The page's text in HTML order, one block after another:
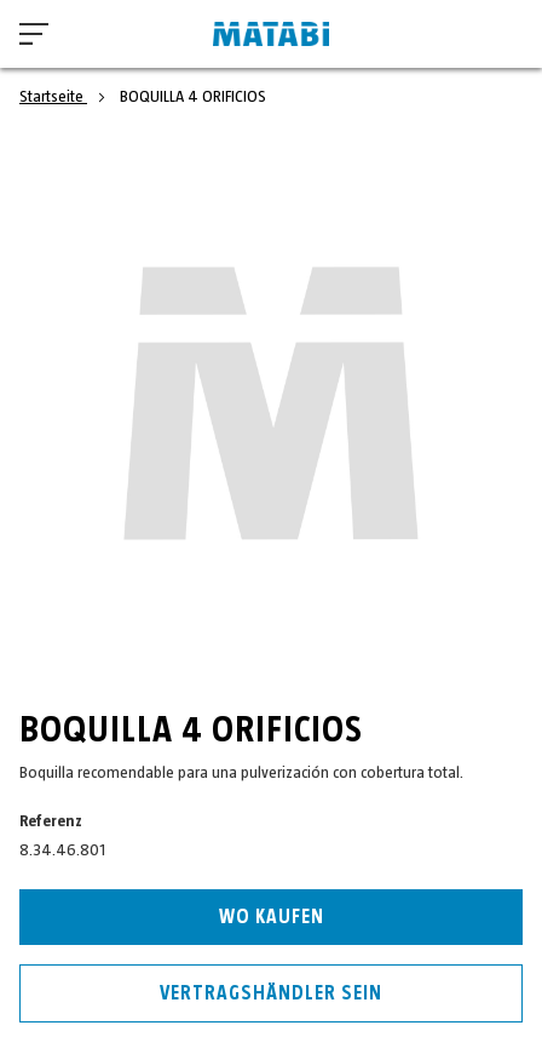
Startseite BOQUILLA 4 ORIFICIOS
BOQUILLA 4 ORIFICIOS
Boquilla recomendable para una pulverización con cobertura total.
Referenz
8.34.46.801
WO KAUFEN
VERTRAGSHÄNDLER SEIN